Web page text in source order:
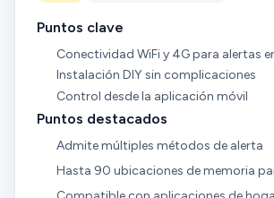
Puntos clave
Conectividad WiFi y 4G para alertas
Instalación DIY sin complicaciones
Control desde la aplicación móvil
Puntos destacados
Admite múltiples métodos de alerta
Hasta 90 ubicaciones de memoria